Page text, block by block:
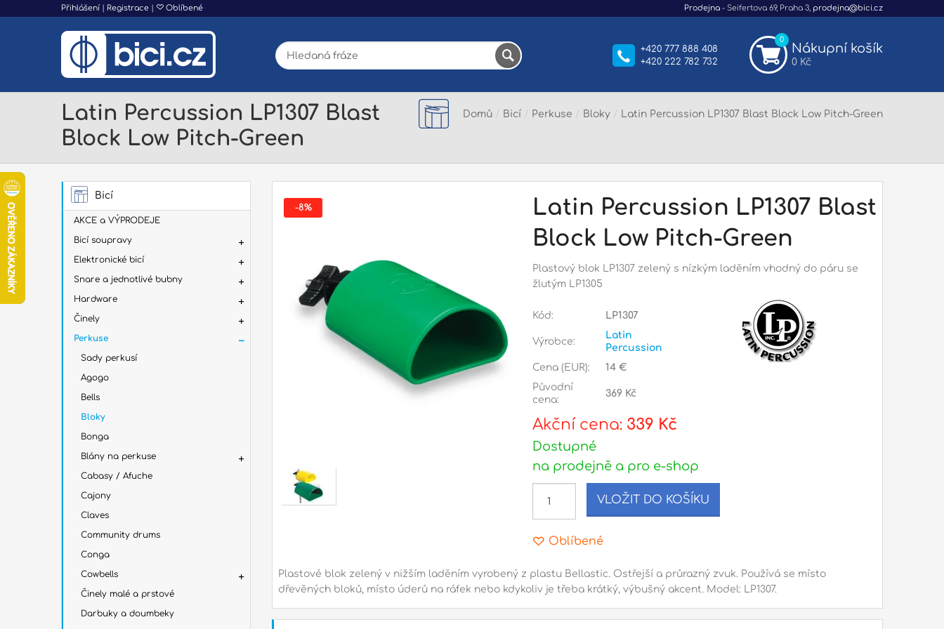
Přihlášení | Registrace | Oblíbené Prodejna - Seifertova 69, Praha 3, prodejna@bici.cz
Nákupní košík
0 Kč
0
+420 777 888 408
+420 222 782 732
Domů / Bicí / Perkuse / Bloky / Latin Percussion LP1307 Blast Block Low Pitch-Green
Latin Percussion LP1307 Blast
Block Low Pitch-Green
Bicí
AKCE a VÝPRODEJE
Bicí soupravy
Elektronické bicí
Snare a jednotlivé bubny
Hardware
Činely
Perkuse
Sady perkusí
Agogo
Bells
Bloky
Bonga
Blány na perkuse
Cabasy / Afuche
Cajony
Claves
Community drums
Conga
Cowbells
Činely malé a prstové
Darbuky a doumbeky
Latin Percussion LP1307 Blast
Block Low Pitch-Green
-8%
Plastový blok LP1307 zelený s nízkým laděním vhodný do páru se
žlutým LP1305
Kód: LP1307
Výrobce:
Latin
Percussion
Cena (EUR):
14 €
Původní
cena:
369 Kč
Akční cena: 339 Kč
Dostupné
na prodejně a pro e-shop
VLOŽIT DO KOŠÍKU
Oblíbené
Plastové blok zelený v nižším laděním vyrobený z plastu Bellastic. Ostřejší a průrazný zvuk. Používá se místo
dřevěných bloků, místo úderů na ráfek nebo kdykoliv je třeba krátký, výbušný akcent. Model: LP1307.